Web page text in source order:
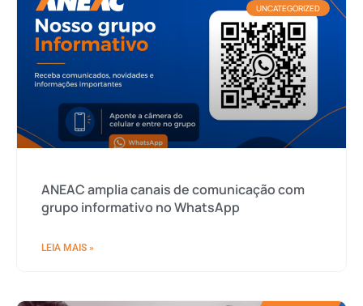
UNCATEGORIZED
ANEAC amplia canais de comunicação com
grupo informativo no WhatsApp
LEIA MAIS »